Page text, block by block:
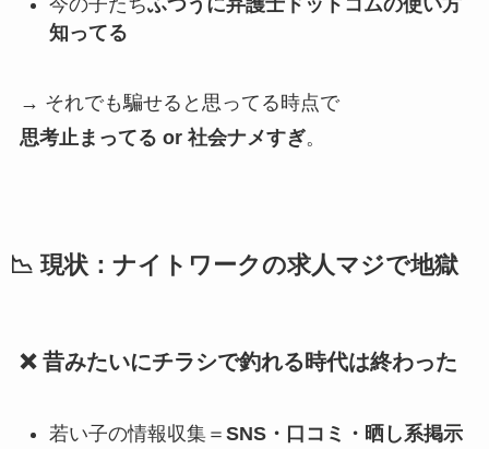
知ってる
→ それでも騙せると思ってる時点で
思考止まってる or 社会ナメすぎ。
📉 現状：ナイトワークの求人マジで地獄
❌ 昔みたいにチラシで釣れる時代は終わった
若い子の情報収集＝ SNS・口コミ・晒し系掲示